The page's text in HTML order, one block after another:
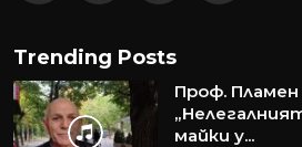
Trending Posts
Проф.
майки у...